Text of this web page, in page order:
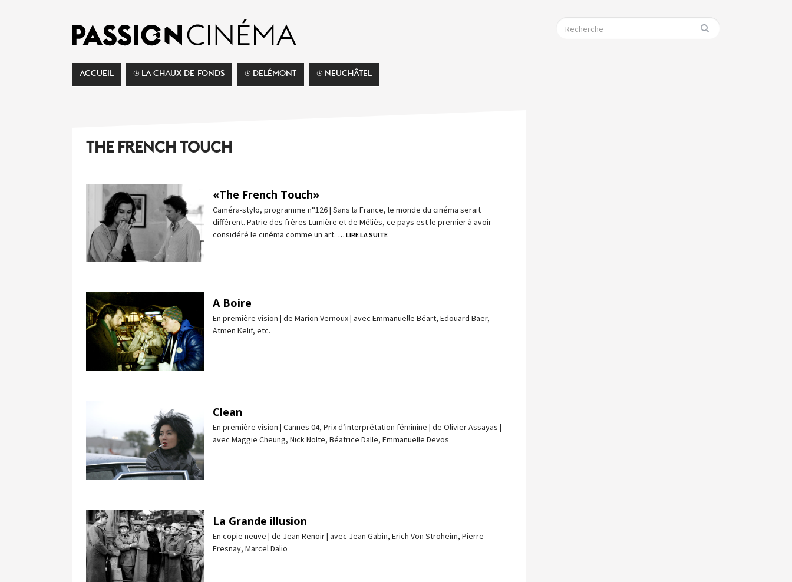
ACCUEIL ⌚︎ LA CHAUX-DE-FONDS ⌚︎ DELÉMONT ⌚︎ NEUCHÂTEL
THE FRENCH TOUCH
«The French Touch»
Caméra-stylo, programme n°126 | Sans la France, le monde du cinéma serait
différent. Patrie des frères Lumière et de Méliès, ce pays est le premier à avoir
considéré le cinéma comme un art. … LIRE LA SUITE
A Boire
En première vision | de Marion Vernoux | avec Emmanuelle Béart, Edouard Baer,
Atmen Kelif, etc.
Clean
En première vision | Cannes 04, Prix d’interprétation féminine | de Olivier Assayas |
avec Maggie Cheung, Nick Nolte, Béatrice Dalle, Emmanuelle Devos
La Grande illusion
En copie neuve | de Jean Renoir | avec Jean Gabin, Erich Von Stroheim, Pierre
Fresnay, Marcel Dalio